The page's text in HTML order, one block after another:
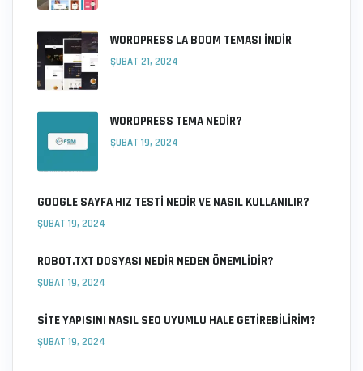
WORDPRESS LA BOOM TEMASI İNDIR
ŞUBAT 21, 2024
WORDPRESS TEMA NEDIR?
ŞUBAT 19, 2024
GOOGLE SAYFA HIZ TESTI NEDIR VE NASIL KULLANILIR?
ŞUBAT 19, 2024
ROBOT.TXT DOSYASI NEDIR NEDEN ÖNEMLIDIR?
ŞUBAT 19, 2024
SITE YAPISINI NASIL SEO UYUMLU HALE GETIREBILIRIM?
ŞUBAT 19, 2024